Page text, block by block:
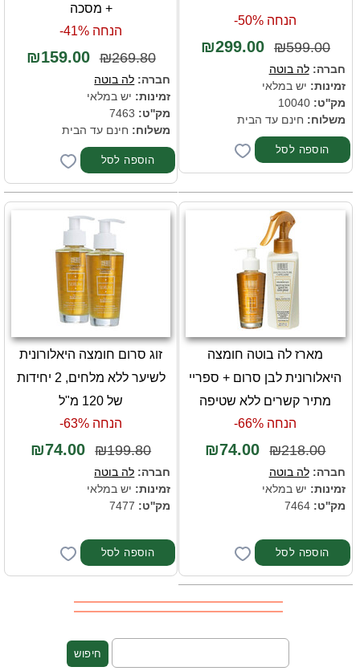
הנחה 50%-
₪599.00
₪299.00
חברה:לה בוטה
זמינות: יש במלאי
מק''ט: 10040
משלוח: חינם עד הבית
+ מסכה
הנחה 41%-
₪269.80
₪159.00
חברה: לה בוטה
זמינות: יש במלאי
מק''ט:
משלוח: חינם עד הבית
מארז לה בוטה חומצה
היאלורונית לבן סרום + ספריי
מתיר קשרים ללא שטיפה
הנחה 66%-
₪218.00
₪74.00
חברה:לה בוטה
זמינות: יש במלאי
מק''ט: 7464
זוג סרום חומצה היאלורונית
לשיער ללא מלחים, 2 יחידות
של 120 מ"ל
הנחה 63%-
₪199.80
₪74.00
חברה: לה בוטה
זמינות: יש במלאי
מק''ט: